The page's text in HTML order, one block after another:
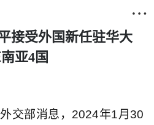

接受外国新任驻华大
亚4国
交部消息，2024年1月30